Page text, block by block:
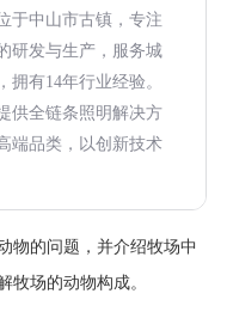
于中山市古镇，专注
研发与生产，服务城
有14年行业经验。
供全链条照明解决方
端品类，以创新技术
物的问题，并介绍牧场中
牧场的动物构成。